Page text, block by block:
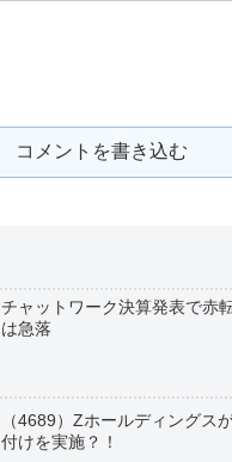
コメントを書き込む
チャットワーク決算発表で赤
は急落
（4689）Zホールディングス
付けを実施？！